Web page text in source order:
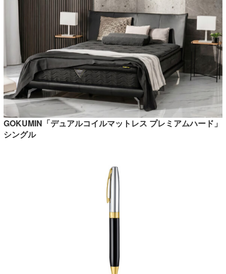
GOKUMIN「デュアルコイルマットレス プレミアムハード」
シングル